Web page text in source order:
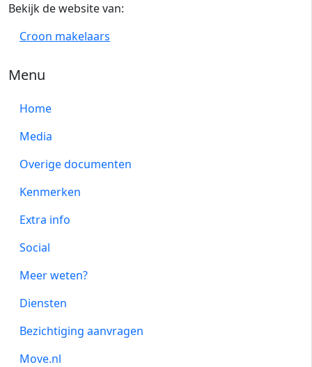
Bekijk de website van:
Croon makelaars
Menu
Home
Media
Overige documenten
Kenmerken
Extra info
Social
Meer weten?
Diensten
Bezichtiging aanvragen
Move.nl